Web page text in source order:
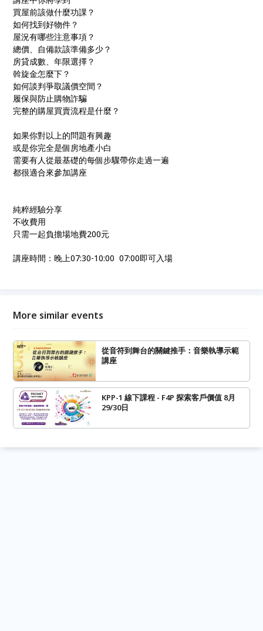
買屋前該做什麼功課？
如何找到好物件？
屋況有哪些注意事項？
總價、自備款該準備多少？
房貸成數、年限選擇？
斡旋金怎麼下？
如何談判爭取議價空間？
履保與防止購物詐騙
完整的購屋買賣流程是什麼？
如果你對以上的問題有興趣
或是你完全是個房地產小白
需要有人從最基礎的每個步驟帶你走過一遍
都很適合來參加講座
純粹經驗分享
不收費用
只需一起負擔場地費200元
講座時間：晚上07:30-10:00 07:00即可入場
More similar events
從音符到舞台的關鍵推手：音樂執導示範
講座
KPP-1 線下課程 - F4P 探索客戶價值 8月
29/30日